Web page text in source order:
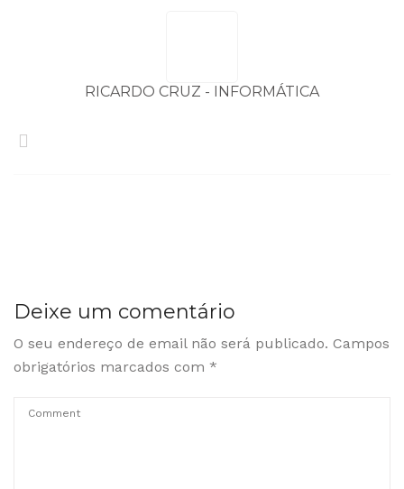
RICARDO CRUZ - INFORMÁTICA
Deixe um comentário
O seu endereço de email não será publicado. Campos
obrigatórios marcados com *